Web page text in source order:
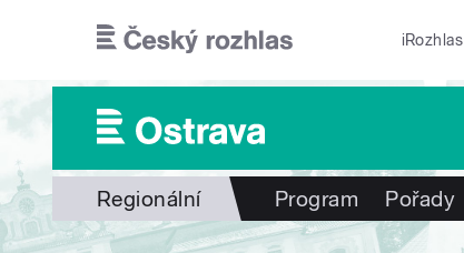
iRozhlas
Regionální Program Pořady